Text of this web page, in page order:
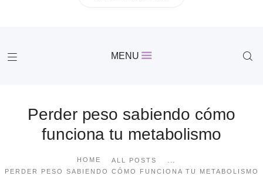
MENU
Perder peso sabiendo cómo
funciona tu metabolismo
HOME ALL POSTS ...
PERDER PESO SABIENDO CÓMO FUNCIONA TU METABOLISMO